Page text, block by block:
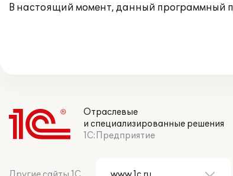
В настоящий момент, данный программный
Отраслевые
и специализированные решения
1С:Предприятие